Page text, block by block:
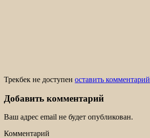
Трекбек не доступен оставить комментарий
Добавить комментарий
Ваш адрес email не будет опубликован.
Комментарий